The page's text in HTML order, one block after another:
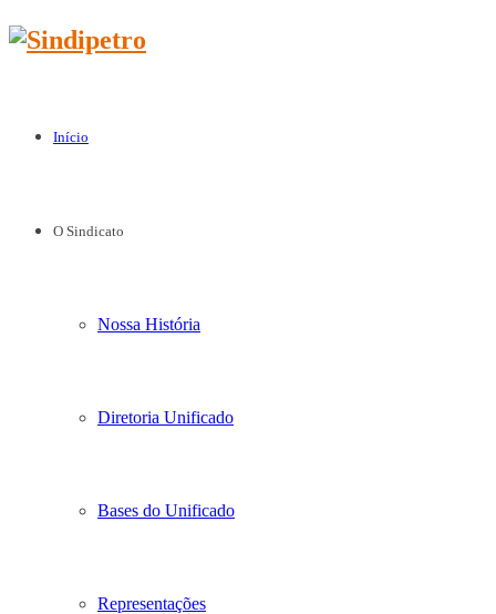
Início
O Sindicato
Nossa História
Diretoria Unificado
Bases do Unificado
Representações